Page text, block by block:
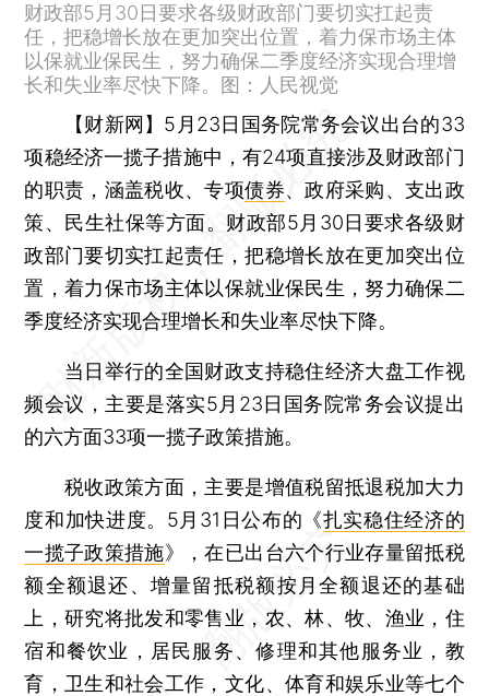
财政部5月30日要求各级财政部门要切实扛起责
任，把稳增长放在更加突出位置，着力保市场主体
以保就业保民生，努力确保二季度经济实现合理增
长和失业率尽快下降。图：人民视觉
【财新网】 5月23日国务院常务会议出台的33
项稳经济一揽子措施中，有24项直接涉及财政部门
的职责，涵盖税收、专项债券、政府采购、支出政
策、民生社保等方面。财政部5月30日要求各级财
政部门要切实扛起责任，把稳增长放在更加突出位
置，着力保市场主体以保就业保民生，努力确保二
季度经济实现合理增长和失业率尽快下降。
当日举行的全国财政支持稳住经济大盘工作视
频会议，主要是落实5月23日国务院常务会议提出
的六方面33项一揽子政策措施。
税收政策方面，主要是增值税留抵退税加大力
度和加快进度。5月31日公布的《扎实稳住经济的
一揽子政策措施》，在已出台六个行业存量留抵税
额全额退还、增量留抵税额按月全额退还的基础
上，研究将批发和零售业，农、林、牧、渔业，住
宿和餐饮业，居民服务、修理和其他服务业，教
育，卫生和社会工作，文化、体育和娱乐业等七个